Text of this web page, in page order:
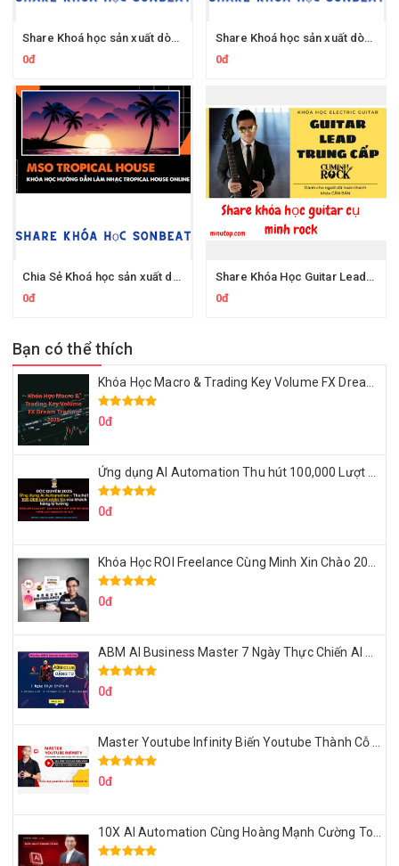
Share Khoá học sản xuất dòng nhạc Future Bass online - MSO Future Bass của Sonbeat
0đ
Share Khoá học sản xuất dòng nhạc Deep House - Slap House online - MSO Deep House của Sonbeat
0đ
Chia Sẻ Khoá học sản xuất dòng nhạc Tropical House online MSO Tropical House của Sonbeat
0đ
Share Khóa Học Guitar Lead Trung Cấp Của Cụ Minh Rock
0đ
Bạn có thể thích
0đ
0đ
0đ
0đ
0đ